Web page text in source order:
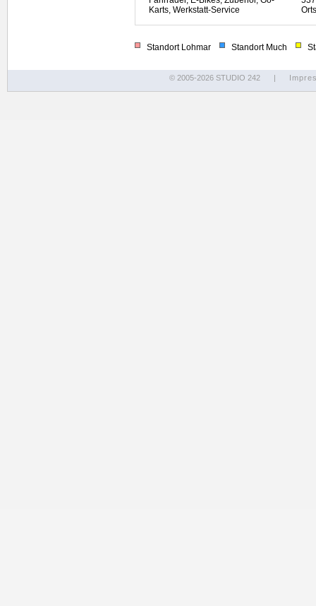
Karts, Werkstatt-Service
Standort Lohmar Standort Much
© 2005-2026 STUDIO 242 |